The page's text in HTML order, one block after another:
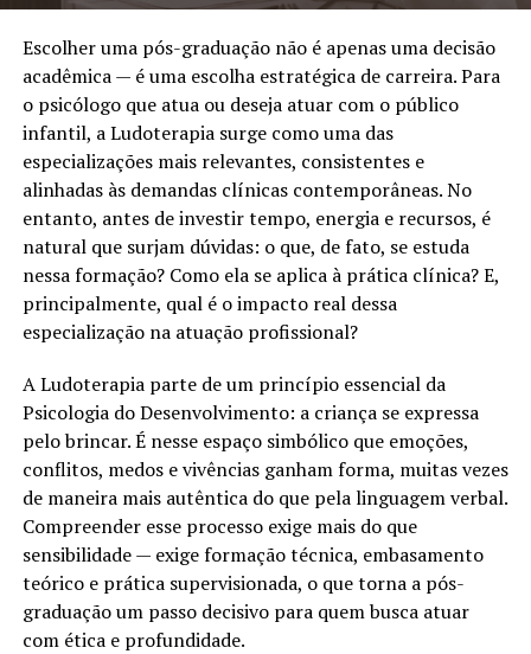
Escolher uma pós-graduação não é apenas uma decisão
acadêmica — é uma escolha estratégica de carreira. Para
o psicólogo que atua ou deseja atuar com o público
infantil, a Ludoterapia surge como uma das
especializações mais relevantes, consistentes e
alinhadas às demandas clínicas contemporâneas. No
entanto, antes de investir tempo, energia e recursos, é
natural que surjam dúvidas: o que, de fato, se estuda
nessa formação? Como ela se aplica à prática clínica? E,
principalmente, qual é o impacto real dessa
especialização na atuação profissional?
A Ludoterapia parte de um princípio essencial da
Psicologia do Desenvolvimento: a criança se expressa
pelo brincar. É nesse espaço simbólico que emoções,
conflitos, medos e vivências ganham forma, muitas vezes
de maneira mais autêntica do que pela linguagem verbal.
Compreender esse processo exige mais do que
sensibilidade — exige formação técnica, embasamento
teórico e prática supervisionada, o que torna a pós-
graduação um passo decisivo para quem busca atuar
com ética e profundidade.